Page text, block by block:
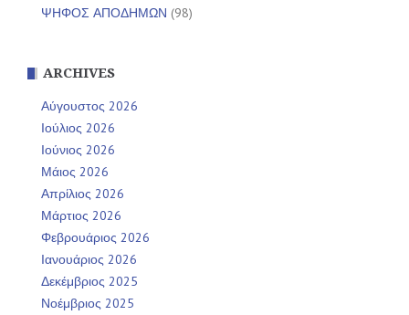
ΨΗΦΟΣ ΑΠΟΔΗΜΩΝ (98)
ARCHIVES
Αύγουστος 2026
Ιούλιος 2026
Ιούνιος 2026
Μάιος 2026
Απρίλιος 2026
Μάρτιος 2026
Φεβρουάριος 2026
Ιανουάριος 2026
Δεκέμβριος 2025
Νοέμβριος 2025